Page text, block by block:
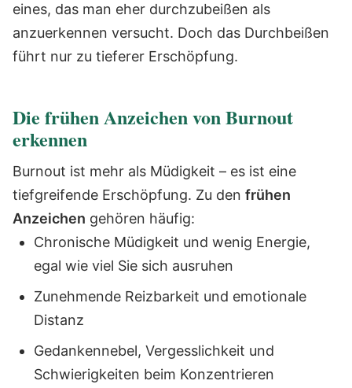
eines, das man eher durchzubeißen als
anzuerkennen versucht. Doch das Durchbeißen
führt nur zu tieferer Erschöpfung.
Die frühen Anzeichen von Burnout
erkennen
Burnout ist mehr als Müdigkeit – es ist eine
tiefgreifende Erschöpfung. Zu den frühen
Anzeichen gehören häufig:
Chronische Müdigkeit und wenig Energie,
egal wie viel Sie sich ausruhen
Zunehmende Reizbarkeit und emotionale
Distanz
Gedankennebel, Vergesslichkeit und
Schwierigkeiten beim Konzentrieren